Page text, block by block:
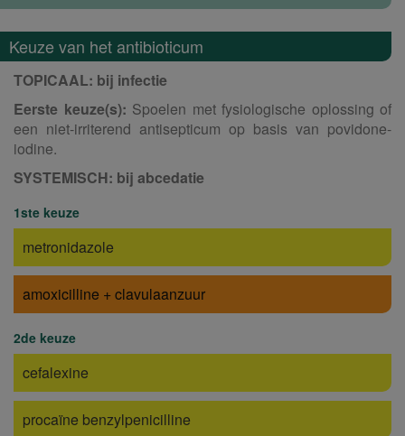
Keuze van het antibioticum
TOPICAAL: bij infectie
Eerste keuze(s): Spoelen met fysiologische oplossing of
een niet-irriterend antisepticum op basis van povidone-
iodine.
SYSTEMISCH: bij abcedatie
1ste keuze
metronidazole
amoxicilline + clavulaanzuur
2de keuze
cefalexine
procaïne benzylpenicilline